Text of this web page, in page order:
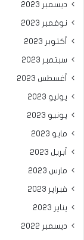
ديسمبر 2023
نوفمبر 2023
أكتوبر 2023
سبتمبر 2023
أغسطس 2023
يوليو 2023
يونيو 2023
مايو 2023
أبريل 2023
مارس 2023
فبراير 2023
يناير 2023
ديسمبر 2022